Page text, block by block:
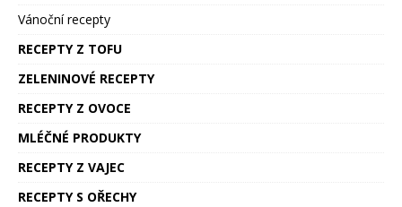
Vánoční recepty
RECEPTY Z TOFU
ZELENINOVÉ RECEPTY
RECEPTY Z OVOCE
MLÉČNÉ PRODUKTY
RECEPTY Z VAJEC
RECEPTY S OŘECHY